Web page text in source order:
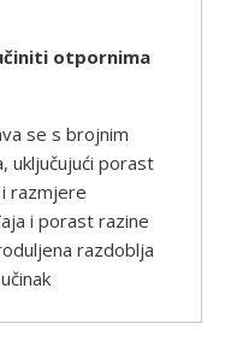
otpornima
se s brojnim
uključujući porast
razmjere
i porast razine
razdoblja